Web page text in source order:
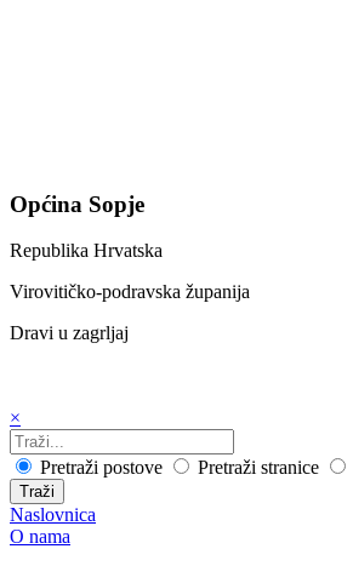
Općina Sopje
Republika Hrvatska
Virovitičko-podravska županija
Dravi u zagrljaj
×
Pretraži postove Pretraži stranice
Traži
Naslovnica
O nama